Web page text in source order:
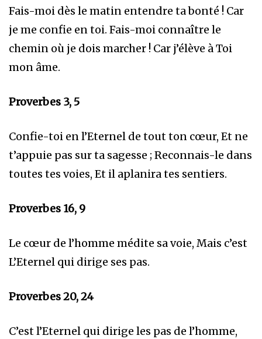
Fais-moi dès le matin entendre ta bonté ! Car
je me confie en toi. Fais-moi connaître le
chemin où je dois marcher ! Car j’élève à Toi
mon âme.
Proverbes 3, 5
Confie-toi en l’Eternel de tout ton cœur, Et ne
t’appuie pas sur ta sagesse ; Reconnais-le dans
toutes tes voies, Et il aplanira tes sentiers.
Proverbes 16, 9
Le cœur de l’homme médite sa voie, Mais c’est
L’Eternel qui dirige ses pas.
Proverbes 20, 24
C’est l’Eternel qui dirige les pas de l’homme,